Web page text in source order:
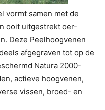
vormt samen met de
ooit uitgestrekt oer-
Deze Peelhoogvenen
afgegraven tot op de
Natura 2000-
actieve hoogvenen,
vissen, broed- en